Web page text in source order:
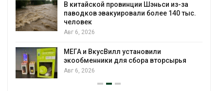
В китайской провинции Шэньси из-за
паводков эвакуировали более 140 тыс.
человек
Авг 6, 2026
МЕГА и ВкусВилл установили
экообменники для сбора вторсырья
Авг 6, 2026